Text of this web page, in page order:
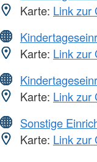
Karte: Link zur
Karte: Link zur
Karte: Link zur
Sonstige
Karte: Link zur